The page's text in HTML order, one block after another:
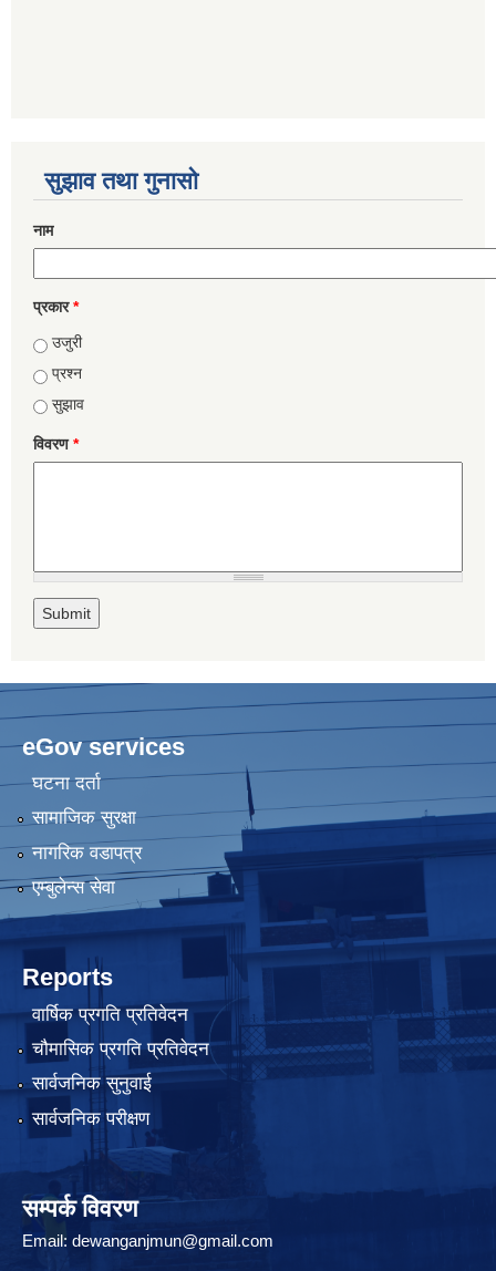
सुझाव तथा गुनासो
नाम
प्रकार*
उजुरी
प्रश्न
सुझाव
विवरण*
eGov services
घटना दर्ता
सामाजिक सुरक्षा
नागरिक वडापत्र
एम्बुलेन्स सेवा
Reports
वार्षिक प्रगति प्रतिवेदन
चौमासिक प्रगति प्रतिवेदन
सार्वजनिक सुनुवाई
सार्वजनिक परीक्षण
सम्पर्क विवरण
Email: dewanganjmun@gmail.com